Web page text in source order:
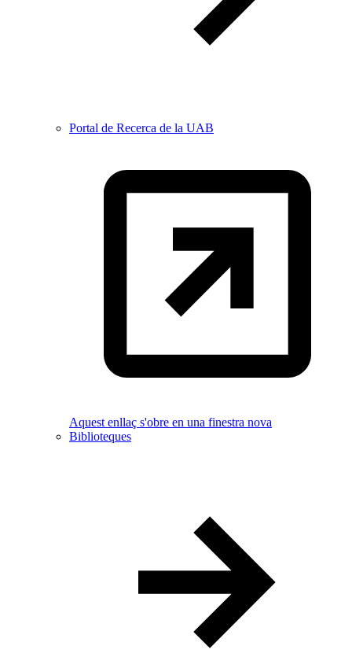
Portal de Recerca de la UAB
Aquest enllaç s'obre en una finestra nova
Biblioteques